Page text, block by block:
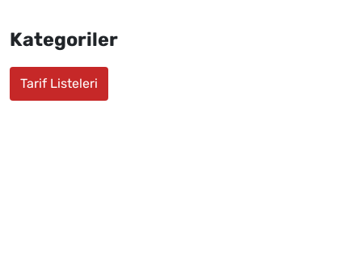
Kategoriler
Tarif Listeleri